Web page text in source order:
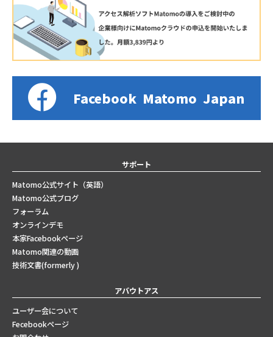
Facebook Matomo Japan
サポート
Matomo公式サイト（英語）
Matomo公式ブログ
フォーラム
オンラインデモ
本家Facebookページ
Matomo関連の動画
技術文書(formerly )
アバウトアス
ユーザー会について
Fecebookページ